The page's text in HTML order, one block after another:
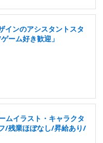
インのアシスタントスタ
ーム好き歓迎」
ムイラスト・キャラクタ
/残業ほぼなし/昇給あり/